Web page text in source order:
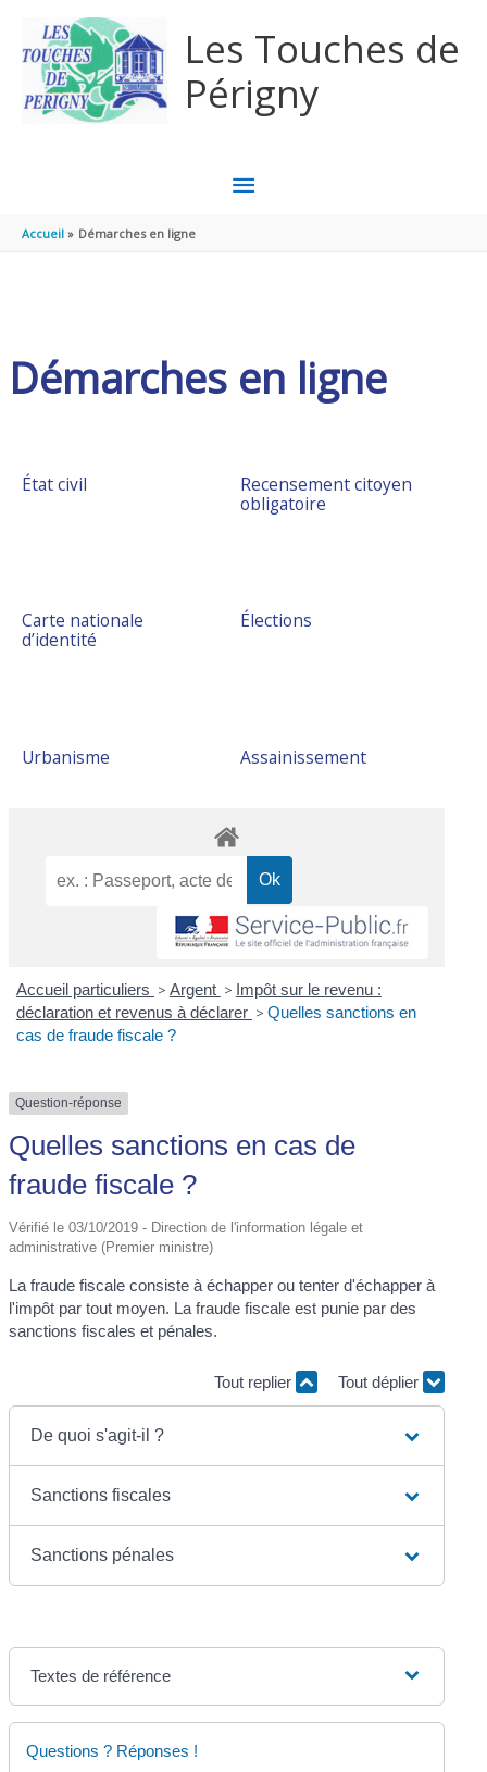
Les Touches de
Périgny
MENU
Accueil Démarches en ligne
Démarches en ligne
État civil
Recensement citoyen
obligatoire
Carte nationale
d’identité
Élections
Urbanisme Assainissement
Accueil particuliers > Argent > Impôt sur le revenu :
déclaration et revenus à déclarer > Quelles sanctions en
cas de fraude fiscale ?
Question-réponse
Quelles sanctions en cas de
fraude fiscale ?
Vérifié le 03/10/2019 - Direction de l'information légale et
administrative (Premier ministre)
La fraude fiscale consiste à échapper ou tenter d'échapper à
l'impôt par tout moyen. La fraude fiscale est punie par des
sanctions fiscales et pénales.
Tout replier Tout déplier
De quoi s'agit-il ?
Sanctions fiscales
Sanctions pénales
Textes de référence
Questions ? Réponses !